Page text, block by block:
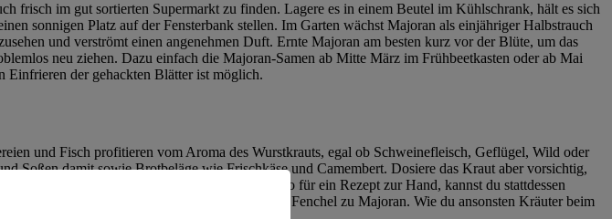
frisch im gut sortierten Supermarkt zu finden. Lagere es in einem Beutel im Kühlschrank, hält es sich
sonnigen Platz auf der Fensterbank stellen. Im Garten wächst Majoran als einjähriger Halbstrauch
und verströmt einen angenehmen Duft. Ernte Majoran am besten kurz vor der Blüte, um das
neu ziehen. Dazu einfach die Majoran-Samen ab Mitte März im Frühbeetkasten oder ab Mai
Einfrieren der gehackten Blätter ist möglich.
und Fisch profitieren vom Aroma des Wurstkrauts, egal ob Schweinefleisch, Geflügel, Wild oder
Soßen damit sowie Brotbeläge wie Frischkäse und Camembert. Dosiere das Kraut aber vorsichtig,
Garzeit zum Essen. Hast du keinen Oregano für ein Rezept zur Hand, kannst du stattdessen
Kerbel, Salbei, Basilikum, Bohnenkraut und Fenchel zu Majoran. Wie du ansonsten Kräuter beim